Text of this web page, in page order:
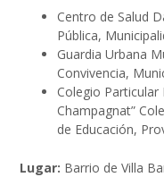
Centro de Salud
Pública,
Guardia Urbana
Convivencia,
Colegio
Champagnat”
de Educación,
Lugar: Barrio de Villa